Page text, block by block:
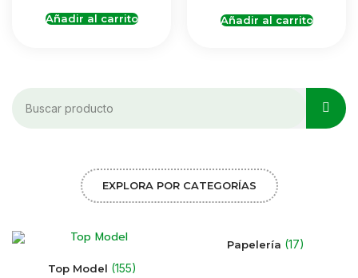
Añadir al carrito Añadir al carrito
EXPLORA POR CATEGORÍAS
Top Model (155)
Papelería (17)